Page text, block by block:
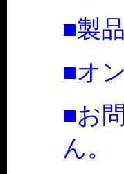
■製
■オ
■お
ん。